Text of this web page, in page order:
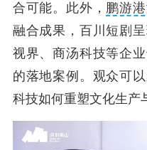
合可能。此外， 鹏游
融合成果，百川短剧
视界、商汤科技等企
的落地案例。观众可
科技如何重塑文化生产